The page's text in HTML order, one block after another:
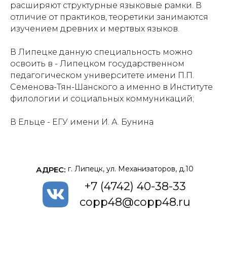
расширяют структурные языковые рамки. В
отличие от практиков, теоретики занимаются
изучением древних и мертвых языков.
В Липецке данную специальность можно
освоить в - Липецком государственном
педагогическом университете имени П.П.
Семенова-Тян-Шанского а именно в Институте
филологии и социальных коммуникаций;
В Ельце - ЕГУ имени И. А. Бунина
+7 (4742) 40-38-33
copp48@copp48.ru
г. Липецк, ул. Механизаторов, д.10
АДРЕС: